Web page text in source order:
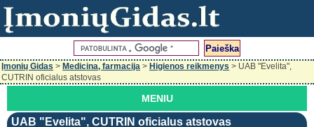
Įmonių Gidas > Medicina, farmacija > Higienos reikmenys > UAB "Evelita",
CUTRIN oficialus atstovas
MENIU
UAB "Evelita", CUTRIN oficialus atstovas